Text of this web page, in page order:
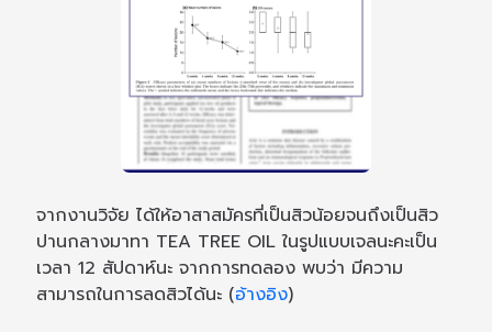
จากงานวิจัย ได้ให้อาสาสมัครที่เป็นสิวน้อยจนถึงเป็นสิว
ปานกลางมาทา TEA TREE OIL ในรูปแบบเจลนะคะเป็น
เวลา 12 สัปดาห์นะ จากการทดลอง พบว่า มีความ
สามารถในการลดสิวได้นะ (อ้างอิง)